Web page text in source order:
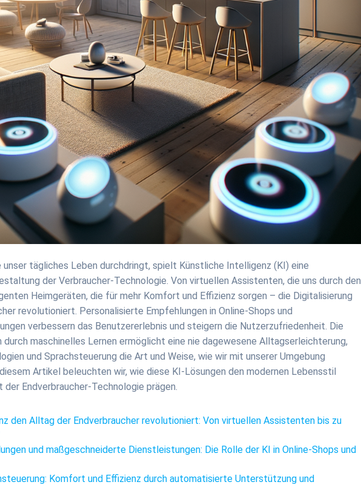
unser tägliches Leben durchdringt, spielt Künstliche Intelligenz (KI) eine
der Verbraucher-Technologie. Von virtuellen Assistenten, die uns durch den
Heimgeräten, die für mehr Komfort und Effizienz sorgen – die Digitalisierung
revolutioniert. Personalisierte Empfehlungen in Online-Shops und
verbessern das Benutzererlebnis und steigern die Nutzerzufriedenheit. Die
maschinelles Lernen ermöglicht eine nie dagewesene Alltagserleichterung,
und Sprachsteuerung die Art und Weise, wie wir mit unserer Umgebung
Artikel beleuchten wir, wie diese KI-Lösungen den modernen Lebensstil
Endverbraucher-Technologie prägen.
den Alltag der Endverbraucher revolutioniert: Von virtuellen Assistenten bis zu
und maßgeschneiderte Dienstleistungen: Die Rolle der KI in Online-Shops und
Komfort und Effizienz durch automatisierte Unterstützung und